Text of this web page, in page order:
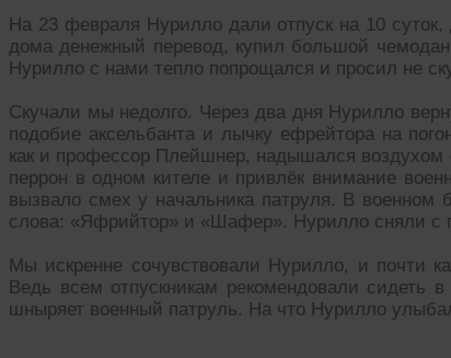
На 23 февраля Нурилло дали отпуск на 10
дома денежный перевод, купил большой
Нурилло с нами тепло попрощался и просил не
Скучали мы недолго. Через два дня Нурилло
подобие аксельбанта и лычку ефрейтора на
как и профессор Плейшнер, надышался
перрон в одном кителе и привлёк внимание
вызвало смех у начальника патруля. В
слова: «Яфрийтор» и «Шафер». Нурилло сняли с
Мы искренне сочувствовали Нурилло, и почти
Ведь всем отпускникам рекомендовали сидеть
шныряет военный патруль. На что Нурилло